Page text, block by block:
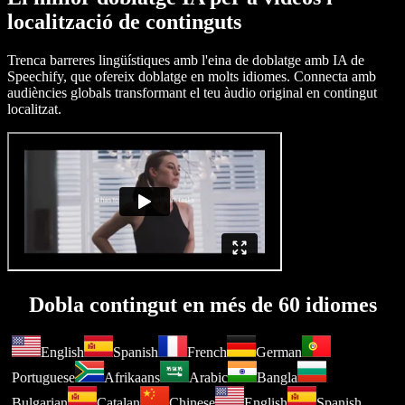
localització de continguts
Trenca barreres lingüístiques amb l'eina de doblatge amb IA de
Speechify, que ofereix doblatge en molts idiomes. Connecta amb
audiències globals transformant el teu àudio original en contingut
localitzat.
Dobla contingut en més de 60 idiomes
English Spanish French
German
Portuguese
Afrikaans Arabic
Bangla